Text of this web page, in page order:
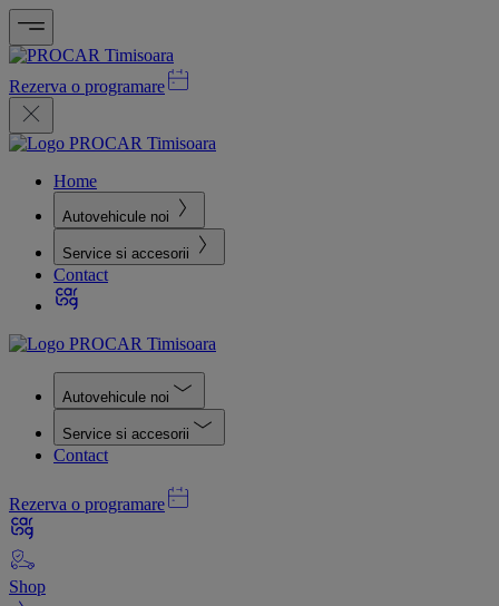
Rezerva o programare
Home
Autovehicule noi
Service si accesorii
Contact
Autovehicule noi
Service si accesorii
Contact
Rezerva o programare
Shop